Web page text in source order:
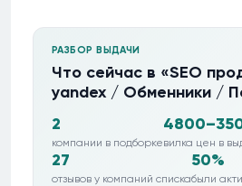
РАЗБОР ВЫДАЧИ
Что сейчас в «SEO
yandex / Обменники /
2
компании в подборкевилка цен в
27
отзывов у компаний списка
50%
были